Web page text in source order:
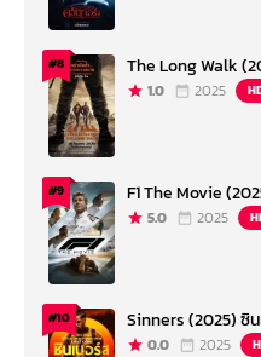
#8 The Long Walk
1.0 2025
#9 F1 The Movie
5.0 2025
#10 Sinners (2025) ซิ
0.0 2025